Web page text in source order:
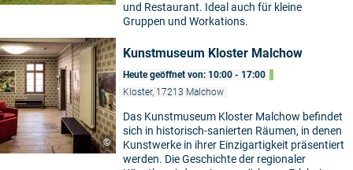
und Restaurant. Ideal auch für kleine
Gruppen und Workations.
©
Kunstmuseum Kloster Malchow
Heute geöffnet von: 10:00 - 17:00
Kloster, 17213 Malchow
Das Kunstmuseum Kloster Malchow befindet
sich in historisch-sanierten Räumen, in denen
Kunstwerke in ihrer Einzigartigkeit präsentiert
werden. Die Geschichte der regionaler